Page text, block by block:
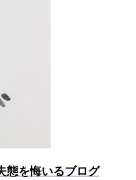
態を悔いるブログ